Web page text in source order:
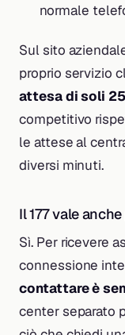
normale
Sul sito
proprio servizio
attesa di soli
competitivo
le attese al
diversi minuti.
Il 177 vale
Sì. Per ricevere
connessione
contattare è
center separato